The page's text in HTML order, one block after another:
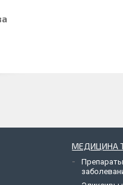
МЕДИЦИНА
Препараты